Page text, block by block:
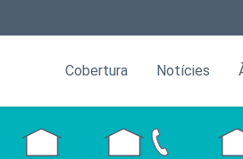
Cobertura Notícies